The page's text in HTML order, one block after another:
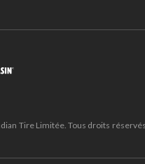
Tire Limitée. Tous droits réservés.